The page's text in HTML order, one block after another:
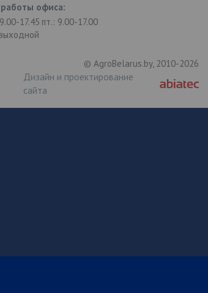
офиса:
17.45 пт.: 9.00-17.00
© AgroBelarus.by, 2010-2026
Дизайн и проектирование
сайта